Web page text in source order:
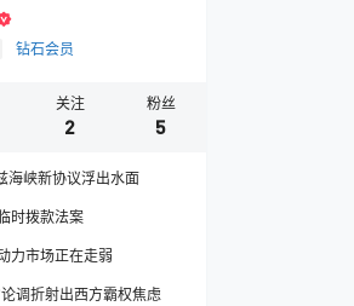
钻石会员
关注
2
粉丝
5
海峡新协议浮出水面
时拨款法案
力市场正在走弱
调折射出西方霸权焦虑